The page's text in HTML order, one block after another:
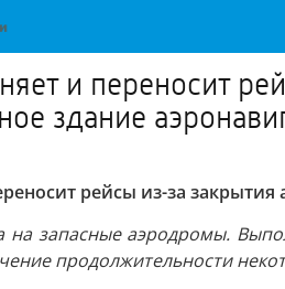
и переносит
здание
рейсы из-за
на запасные аэродромы.
продолжительности